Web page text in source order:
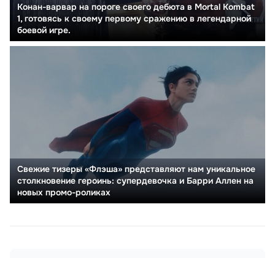
Конан-варвар на пороге своего дебюта в Mortal Kombat
1, готовясь к своему первому сражению в легендарной
боевой игре.
Свежие тизеры «Флэша» представляют нам уникальное
столкновение героинь: супердевочка и Барри Аллен на
новых промо-роликах